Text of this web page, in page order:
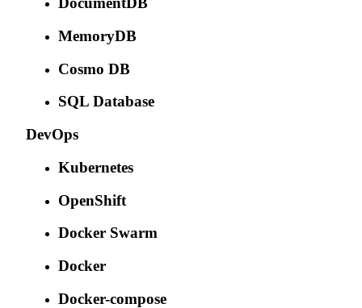
MemoryDB
Cosmo DB
SQL Database
DevOps
Kubernetes
OpenShift
Docker Swarm
Docker
Docker-compose